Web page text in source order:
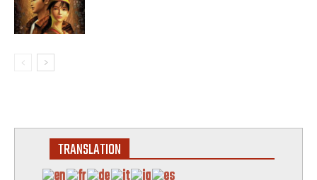
TRANSLATION